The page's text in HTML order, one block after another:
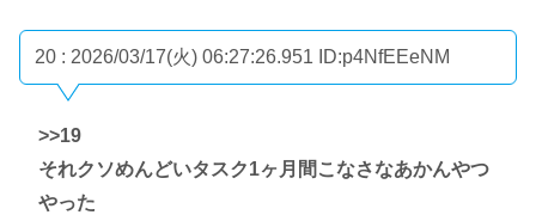
20 : 2026/03/17(火) 06:27:26.951 ID:p4NfEEeNM
>>19
それクソめんどいタスク1ヶ月間こなさなあかんやつ
やった